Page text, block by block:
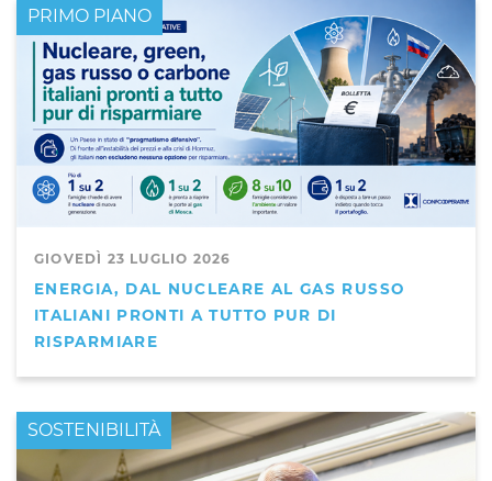
GIOVEDÌ 23 LUGLIO 2026
ENERGIA, DAL NUCLEARE AL GAS RUSSO
ITALIANI PRONTI A TUTTO PUR DI
RISPARMIARE
PRIMO PIANO
PRIMO PIANO
SOSTENIBILITÀ